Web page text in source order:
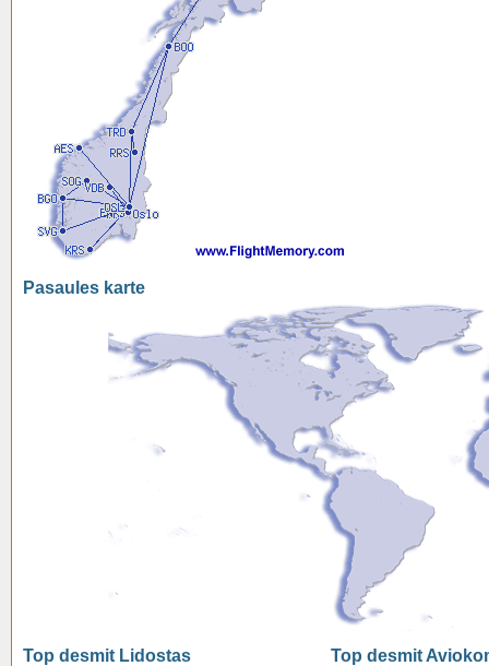
Pasaules karte
Top desmit Lidostas Top desmit